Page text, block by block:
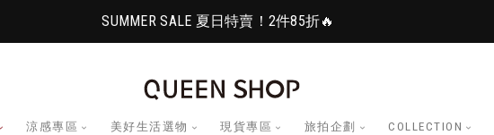
SUMMER SALE 夏日特賣！2件85折🔥
涼感專區 美好生活選物 現貨專區 旅拍企劃 COLLECTION